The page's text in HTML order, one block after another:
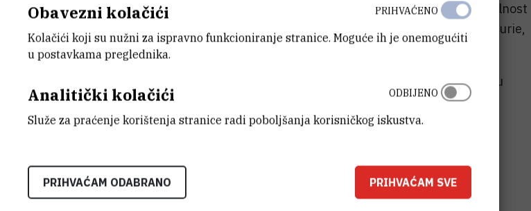
konkretno, kroz zajedničke projekte s talijanskim partnerima i kroz mobilnost
istraživača, koju su dodatno ojačali programi Obzor i Marie Skłodowska-Curie,
dovodeći na Institut znanstvenike iz Italije".
Akademik prof. dr. sc. Sven Lončarić, voditelj FER-ovog Centra za umjetnu
inteligenciju (CAI), koji okuplja više od 100 istraživača u 20 laboratorija,
istaknuo je široku primjenu umjetne inteligencije i potrebu domaćeg
„U istraživanjima i nastavi na FER-u, kao i kroz aktivnosti našeg Centra,
umjetnu inteligenciju široko primjenjujemo u robotici, informacijskoj
Obavezni kolačići
Kolačići koji su nužni za ispravno funkcioniranje stranice. Moguće ih je onemogućiti
u postavkama preglednika.
PRIHVAĆENO
Analitički kolačići
Služe za praćenje korištenja stranice radi poboljšanja korisničkog iskustva.
ODBIJENO
PRIHVAĆAM ODABRANO PRIHVAĆAM SVE